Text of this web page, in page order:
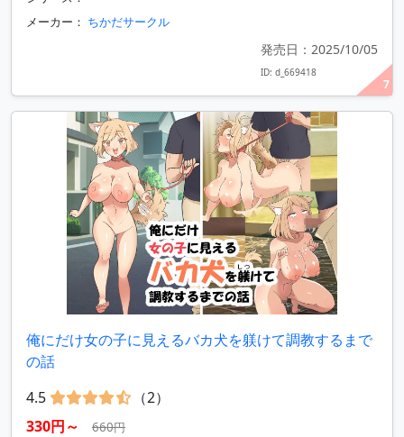
7
メーカー： ちかだサークル
発売日：2025/10/05
ID: d_669418
俺にだけ女の子に見えるバカ犬を躾けて調教するまで
の話
4.5
（2）
330円～
660円